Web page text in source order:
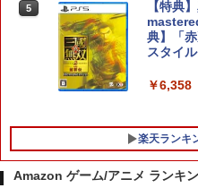
【特典
スター
冒険お
￥3,722
5
【特典
典】「
スタイ
￥6,358
楽天ランキ
Amazon ゲーム/アニメ ランキ